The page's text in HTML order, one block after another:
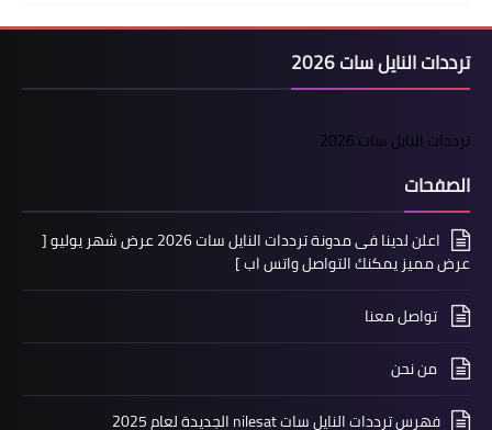
ترددات النايل سات 2026
ترددات النايل سات 2026
الصفحات
اعلن لدينا فى مدونة ترددات النايل سات 2026 عرض شهر يوليو [
عرض مميز يمكنك التواصل واتس اب ]
تواصل معنا
من نحن
فهرس ترددات النايل سات nilesat الجديدة لعام 2025